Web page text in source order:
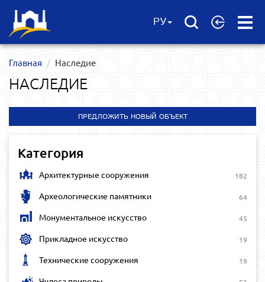
Open
РУ
Главная Наследие
НАСЛЕДИЕ
ПРЕДЛОЖИТЬ НОВЫЙ ОБЪЕКТ
Категория
Архитектурные сооружения 182
Археологические памятники 64
Монументальное искусство 45
Прикладное искусство 19
Технические сооружения 19